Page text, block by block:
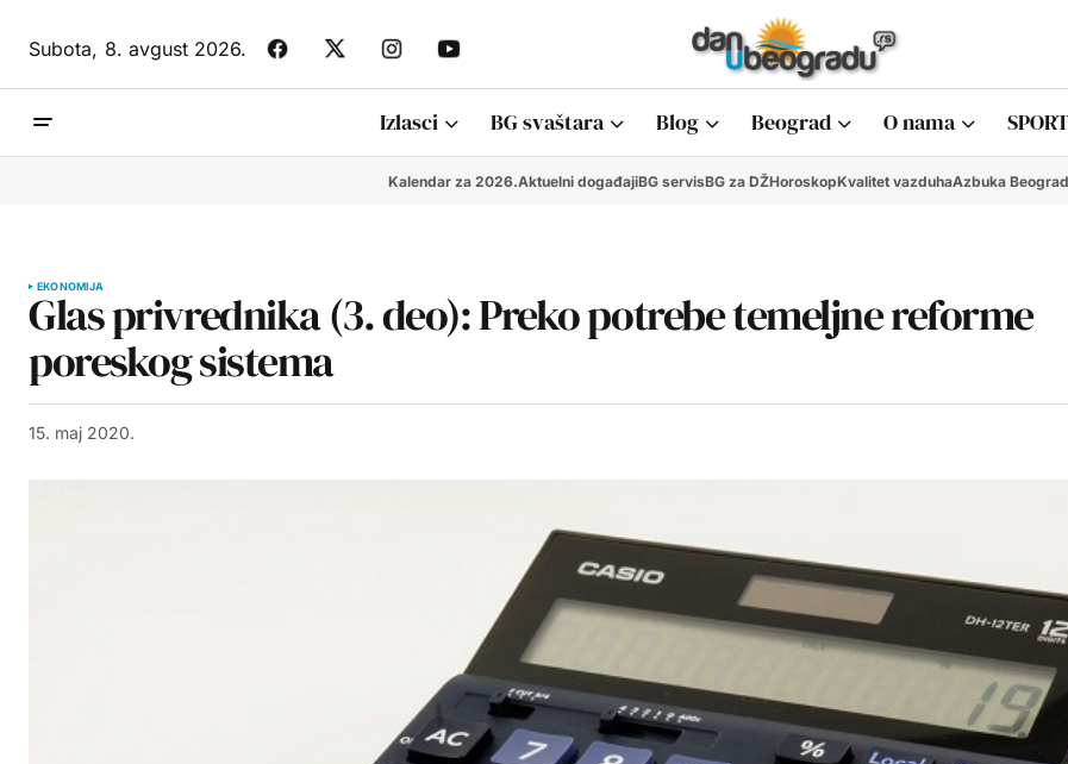
Subota,8. avgust 2026.
Izlasci BG svaštara Blog Beograd O nama
Kalendar za 2026.Aktuelni događajiBG servisBG za DŽHoroskopKvalitet vazduhaAzbuka
EKONOMIJA
Glas privrednika (3. deo): Preko potrebe temeljne reforme
poreskog sistema
15. maj 2020.